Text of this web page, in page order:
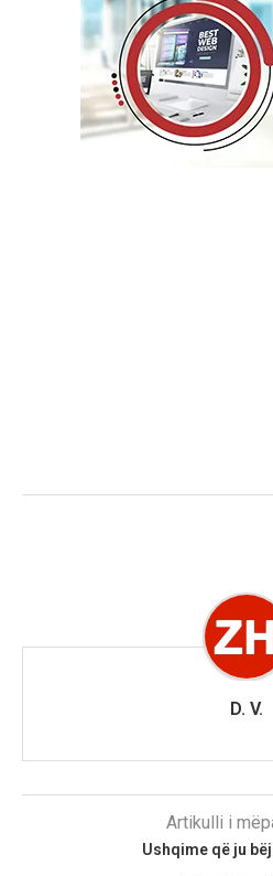
D. V.
Artikulli i
Ushqime që ju